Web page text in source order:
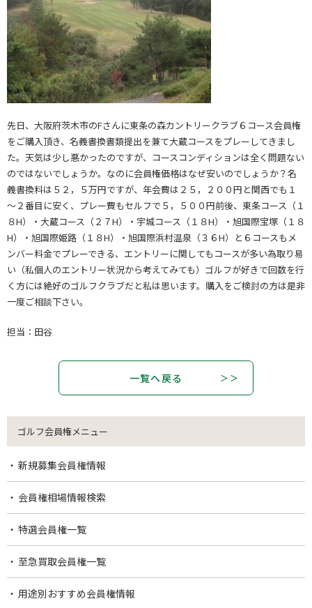
先日、大阪府茨木市のFさんに東条の森カントリークラブ６コース会員権
をご購入頂き、名義書換書類提出を兼て大蔵コースをプレーしてきまし
た。天気は少し悪かったのですが、コースコンディションは全く問題ない
のではないでしょうか。なのに会員権価格はなぜ安いのでしょうか？名
義書換料は５２，５万円ですが、年会費は２５，２００円と関西でも１
～２番目に安く、プレー費もセルフで５，５００円前後、東条コース（１
８H）・大蔵コース（２７H）・宇城コース（１８H）・旭国際宝塚（１８
H）・旭国際姫路（１８H）・旭国際浜村温泉（３６H）と６コースもメ
ンバー料金でプレーできる、エントリーに関してもコースが多い為取り易
い（私個人のエントリー状況から考えてみても）ゴルフが好きで回数を行
く方には絶好のゴルフクラブだと私は思います。購入をご検討の方は是非
一度ご相談下さい。
担当：田谷
一覧へ戻る
ゴルフ会員権メニュー
新規募集会員権情報
会員権相場情報検索
特選会員権一覧
至急買取会員権一覧
用途別おすすめ会員権情報